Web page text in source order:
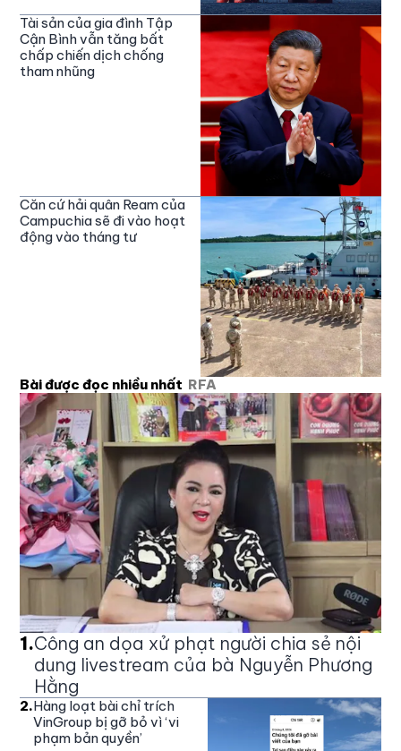
Tài sản của gia đình Tập
Cận Bình vẫn tăng bất
chấp chiến dịch chống
tham nhũng
Căn cứ hải quân Ream của
Campuchia sẽ đi vào hoạt
động vào tháng tư
Bài được đọc nhiều nhất RFA
1.Công an dọa xử phạt người chia sẻ nội
dung livestream của bà Nguyễn Phương
Hằng
2.Hàng loạt bài chỉ trích
VinGroup bị gỡ bỏ vì ‘vi
phạm bản quyền’